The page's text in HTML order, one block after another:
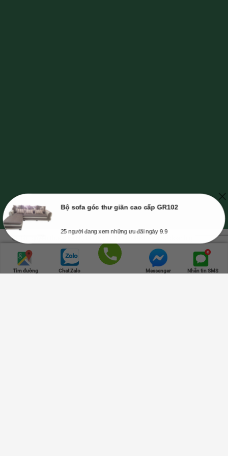
Tìm đường Chat Zalo Messenger Nhắn tin SMS
© Bản quyền thuộc về NỘI THẤT GREENFURNI | Mã số doanh nghiệp số
0315347534, cung cấp ngày 23-10-2018, nơi cấp: Sở Kế Hoạch và Đầu Tư
TPHCM.
Trang chủ Danh mục Cửa hàng Giỏ hàng Lên đầu
Bộ sofa góc thư giãn cao cấp GR102
25 người đang xem những ưu đãi ngày 9.9